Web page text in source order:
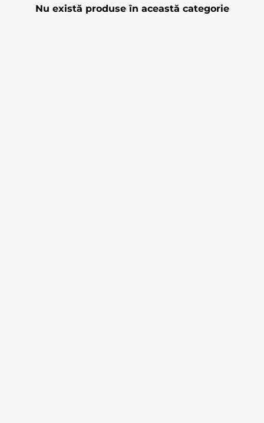
Nu există produse în această categorie